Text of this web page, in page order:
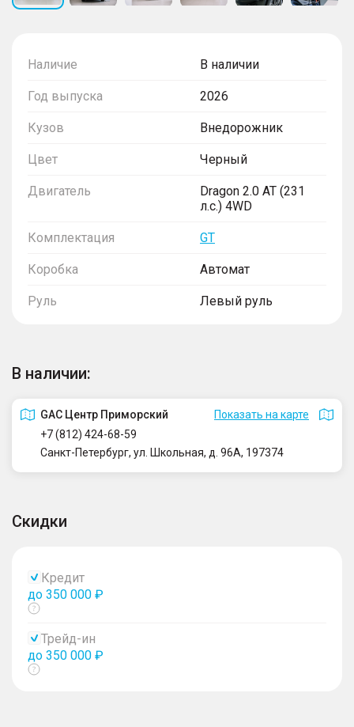
Наличие В наличии
Год выпуска 2026
Кузов Внедорожник
Цвет Черный
Двигатель
Dragon 2.0 AT (231
л.с.) 4WD
Комплектация GT
Коробка Автомат
Руль Левый руль
В наличии:
GAC Центр Приморский
Показать на карте
+7 (812) 424-68-59
Санкт-Петербург, ул. Школьная, д. 96А, 197374
Скидки
Кредит
до 350 000 ₽
Показать
Трейд-ин
до 350 000 ₽
Показать